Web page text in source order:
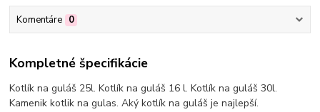
Komentáre 0
Kompletné špecifikácie
Kotlík na guláš 25l. Kotlík na guláš 16 l. Kotlík na guláš 30l.
Kamenik kotlik na gulas. Aký kotlík na guláš je najlepší.